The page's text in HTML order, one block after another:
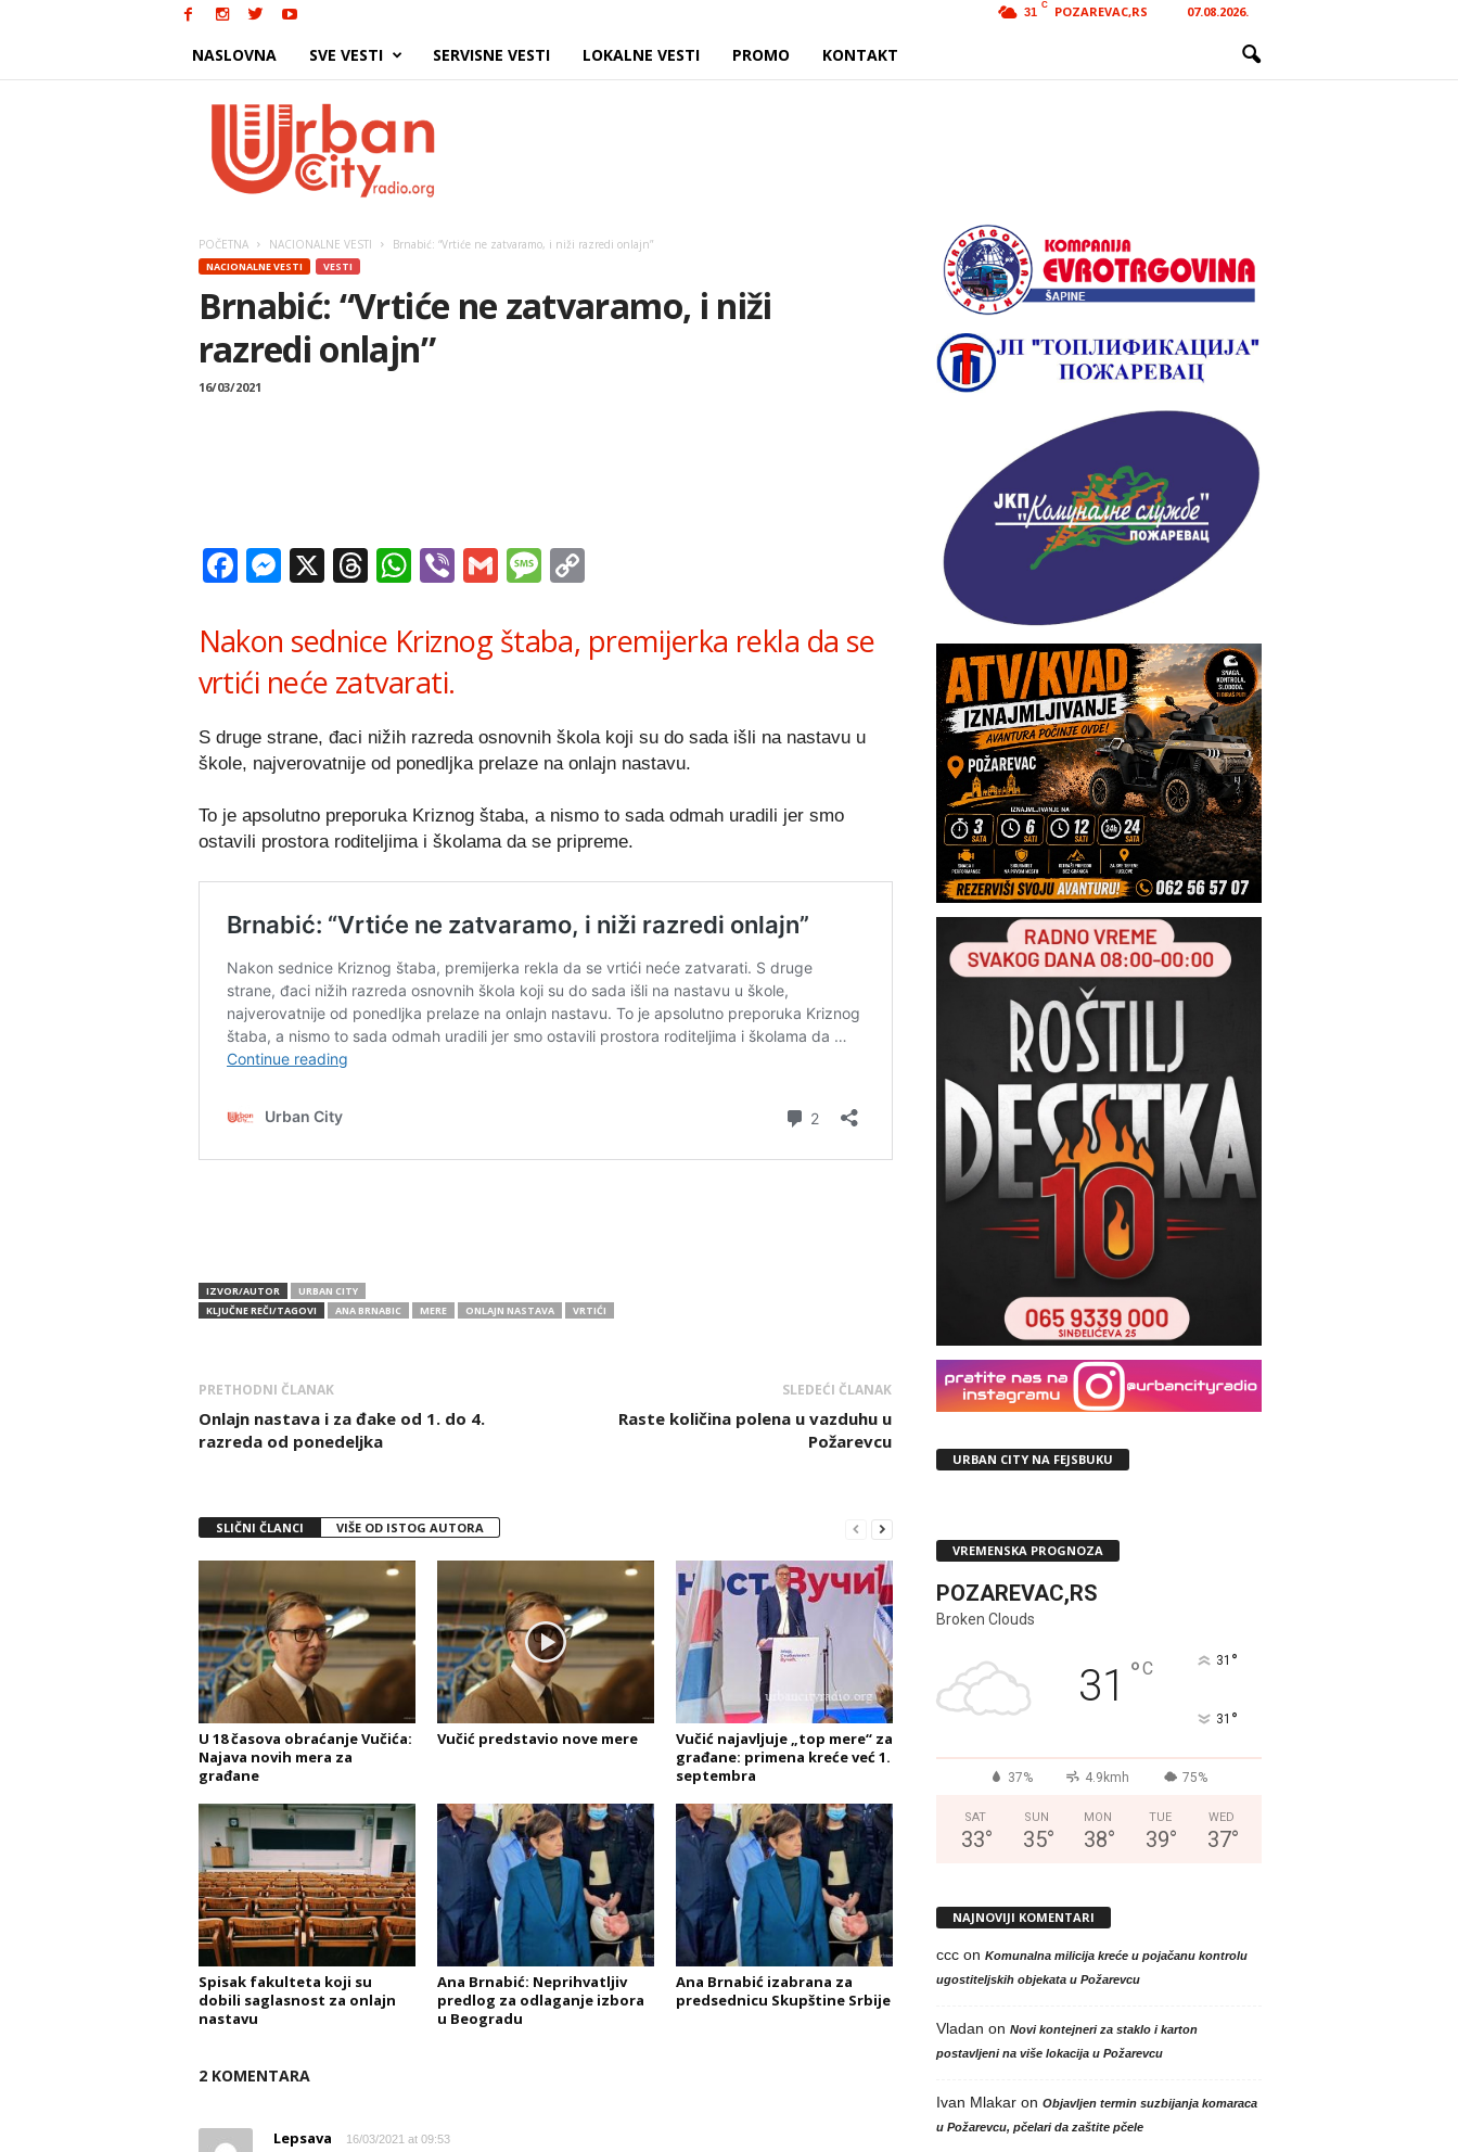
31
C POZAREVAC,RS 07.08.2026.
NASLOVNA SVE VESTI SERVISNE VESTI LOKALNE VESTI PROMO KONTAKT
POČETNA NACIONALNE VESTI Brnabić: “Vrtiće ne zatvaramo, i niži razredi onlajn”
NACIONALNE VESTI VESTI
Brnabić: “Vrtiće ne zatvaramo, i niži
razredi onlajn”
16/03/2021
Facebook
Messenger
X Threads
WhatsApp
ViberGmailMessage
Nakon sednice Kriznog štaba, premijerka rekla da se
vrtići neće zatvarati.
S druge strane, đaci nižih razreda osnovnih škola koji su do sada išli na nastavu u
škole, najverovatnije od ponedljka prelaze na onlajn nastavu.
To je apsolutno preporuka Kriznog štaba, a nismo to sada odmah uradili jer smo
ostavili prostora roditeljima i školama da se pripreme.
IZVOR/AUTOR
URBAN CITY
KLJUČNE REČI/TAGOVI
ANA BRNABIC MERE ONLAJN NASTAVA VRTIĆI
PRETHODNI ČLANAK
Onlajn nastava i za đake od 1. do 4.
razreda od ponedeljka
SLEDEĆI ČLANAK
Raste količina polena u vazduhu u
Požarevcu
SLIČNI ČLANCI VIŠE OD ISTOG AUTORA
U 18 časova obraćanje Vučića:
Najava novih mera za
građane
Vučić predstavio nove mere
Vučić najavljuje „top mere“ za
građane: primena kreće već 1.
septembra
Spisak fakulteta koji su
dobili saglasnost za onlajn
nastavu
Ana Brnabić: Neprihvatljiv
predlog za odlaganje izbora
u Beogradu
Ana Brnabić izabrana za
predsednicu Skupštine Srbije
2 KOMENTARA
Lepsava 16/03/2021 at 09:53
URBAN CITY NA FEJSBUKU
VREMENSKA PROGNOZA
POZAREVAC,RS
Broken Clouds
31 °C 31 °
31 °
37% 4.9kmh 75%
SAT
33°
SUN
35°
MON
38°
TUE
39°
WED
37°
NAJNOVIJI KOMENTARI
cccon Komunalna milicija kreće u pojačanu kontrolu
ugostiteljskih objekata u Požarevcu
Vladan on Novi kontejneri za staklo i karton
postavljeni na više lokacija u Požarevcu
Ivan Mlakaron Objavljen termin suzbijanja komaraca
u Požarevcu, pčelari da zaštite pčele